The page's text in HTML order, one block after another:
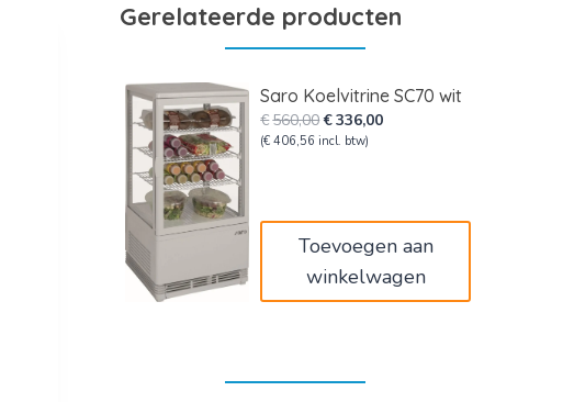
Gerelateerde producten
Saro Koelvitrine SC70 wit
€560,00Oorspronkelijke
prijs
€336,00Huidige
(€ 406,56 incl. btw)
Toevoegen aan
winkelwagen